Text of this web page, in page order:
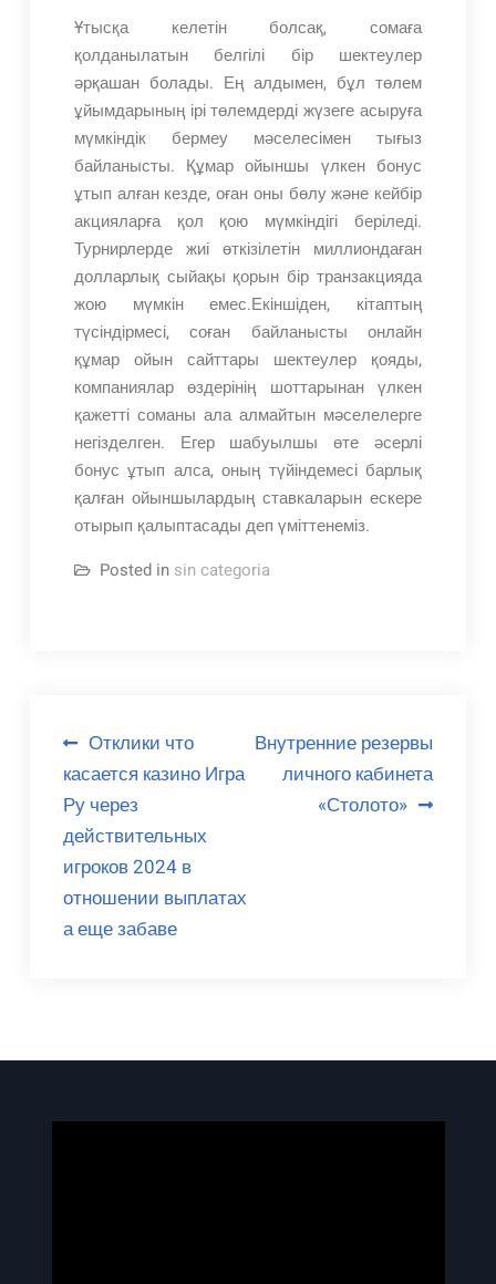
Ұтысқа келетін болсақ, сомаға
қолданылатын белгілі бір шектеулер
әрқашан болады. Ең алдымен, бұл төлем
ұйымдарының ірі төлемдерді жүзеге асыруға
мүмкіндік бермеу мәселесімен тығыз
байланысты. Құмар ойыншы үлкен бонус
ұтып алған кезде, оған оны бөлу және кейбір
акцияларға қол қою мүмкіндігі беріледі.
Турнирлерде жиі өткізілетін миллиондаған
долларлық сыйақы қорын бір транзакцияда
жою мүмкін емес.Екіншіден, кітаптың
түсіндірмесі, соған байланысты онлайн
құмар ойын сайттары шектеулер қояды,
компаниялар өздерінің шоттарынан үлкен
қажетті соманы ала алмайтын мәселелерге
негізделген. Егер шабуылшы өте әсерлі
бонус ұтып алса, оның түйіндемесі барлық
қалған ойыншылардың ставкаларын ескере
отырып қалыптасады деп үміттенеміз.
Posted in sin categoria
Navegación
de
entradas
Отклики что
касается казино Игра
Ру через
действительных
игроков 2024 в
отношении выплатах
а еще забаве
Внутренние резервы
личного кабинета
«Столото»